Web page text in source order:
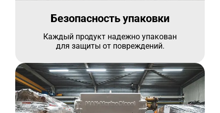
Безопасность упаковки
Каждый продукт надежно упакован
для защиты от повреждений.